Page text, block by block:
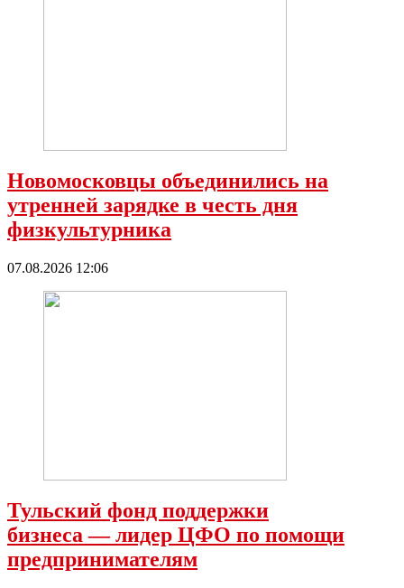
Новомосковцы объединились на
утренней зарядке в честь дня
физкультурника
07.08.2026 12:06
Тульский фонд поддержки
бизнеса — лидер ЦФО по помощи
предпринимателям